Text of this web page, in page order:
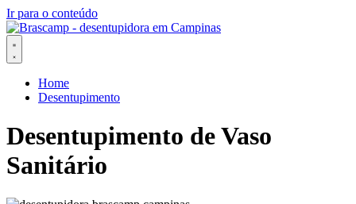
Ir para o conteúdo
Home
Desentupimento
Desentupimento de Vaso
Sanitário